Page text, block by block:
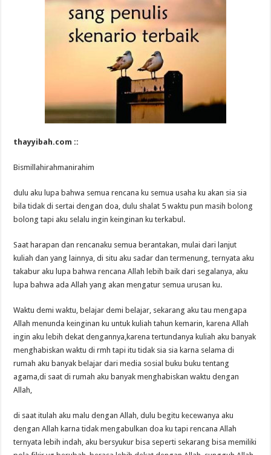
thayyibah.com ::
Bismillahirahmanirahim
dulu aku lupa bahwa semua rencana ku semua usaha ku akan sia sia
bila tidak di sertai dengan doa, dulu shalat 5 waktu pun masih bolong
bolong tapi aku selalu ingin keinginan ku terkabul.
Saat harapan dan rencanaku semua berantakan, mulai dari lanjut
kuliah dan yang lainnya, di situ aku sadar dan termenung, ternyata aku
takabur aku lupa bahwa rencana Allah lebih baik dari segalanya, aku
lupa bahwa ada Allah yang akan mengatur semua urusan ku.
Waktu demi waktu, belajar demi belajar, sekarang aku tau mengapa
Allah menunda keinginan ku untuk kuliah tahun kemarin, karena Allah
ingin aku lebih dekat dengannya,karena tertundanya kuliah aku banyak
menghabiskan waktu di rmh tapi itu tidak sia sia karna selama di
rumah aku banyak belajar dari media sosial buku buku tentang
agama,di saat di rumah aku banyak menghabiskan waktu dengan
Allah,
di saat itulah aku malu dengan Allah, dulu begitu kecewanya aku
dengan Allah karna tidak mengabulkan doa ku tapi rencana Allah
ternyata lebih indah, aku bersyukur bisa seperti sekarang bisa memiliki